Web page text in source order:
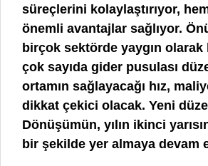
süreçlerini kolaylaştırıyor,
önemli avantajlar sağlıyor.
birçok sektörde yaygın olarak
çok sayıda gider pusulası
ortamın sağlayacağı hız,
dikkat çekici olacak. Yeni
Dönüşümün, yılın ikinci
bir şekilde yer almaya devam